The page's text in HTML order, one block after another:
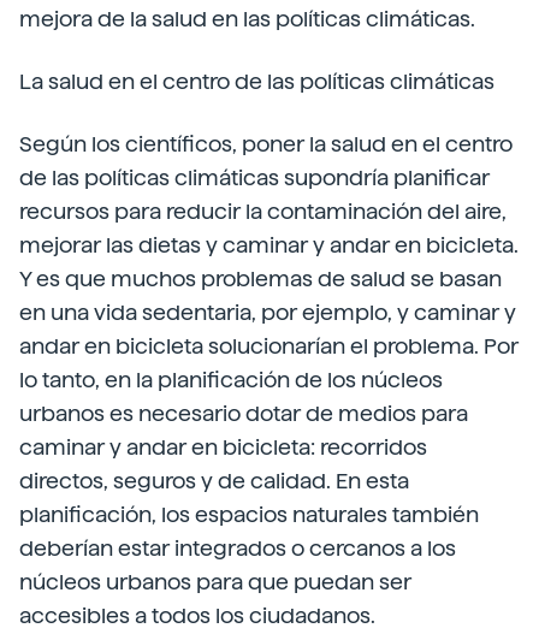
mejora de la salud en las políticas climáticas.
La salud en el centro de las políticas climáticas
Según los científicos, poner la salud en el centro
de las políticas climáticas supondría planificar
recursos para reducir la contaminación del aire,
mejorar las dietas y caminar y andar en bicicleta.
Y es que muchos problemas de salud se basan
en una vida sedentaria, por ejemplo, y caminar y
andar en bicicleta solucionarían el problema. Por
lo tanto, en la planificación de los núcleos
urbanos es necesario dotar de medios para
caminar y andar en bicicleta: recorridos
directos, seguros y de calidad. En esta
planificación, los espacios naturales también
deberían estar integrados o cercanos a los
núcleos urbanos para que puedan ser
accesibles a todos los ciudadanos.